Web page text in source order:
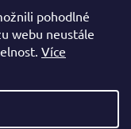
pohodlné
webu neustále
Více